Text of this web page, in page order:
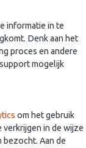
informatie in te
Denk aan het
proces en andere
mogelijk
om het gebruik
in de wijze
bezocht. Aan de